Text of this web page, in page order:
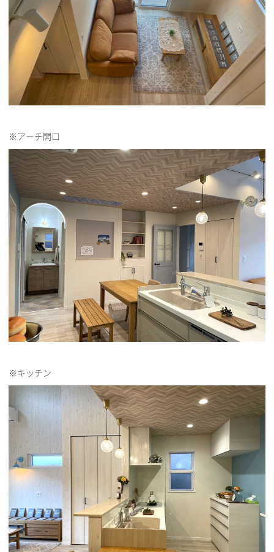
※アーチ開口
※キッチン